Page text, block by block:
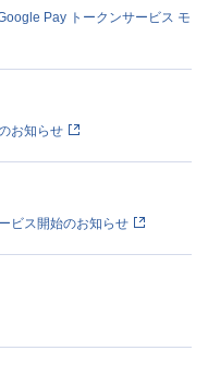
Pay トークンサービス モ
お知らせ
ビス開始のお知らせ